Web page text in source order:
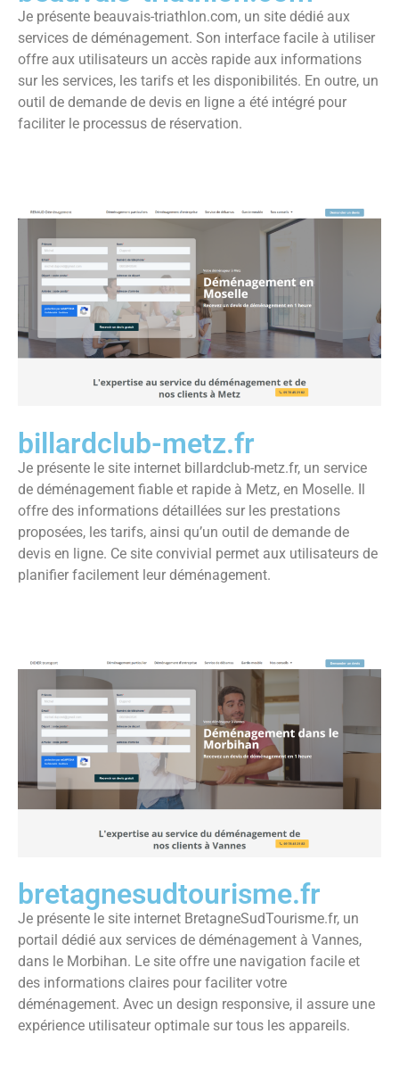
Je présente beauvais-triathlon.com, un site dédié aux
services de déménagement. Son interface facile à utiliser
offre aux utilisateurs un accès rapide aux informations
sur les services, les tarifs et les disponibilités. En outre, un
outil de demande de devis en ligne a été intégré pour
faciliter le processus de réservation.
billardclub-metz.fr
Je présente le site internet billardclub-metz.fr, un service
de déménagement fiable et rapide à Metz, en Moselle. Il
offre des informations détaillées sur les prestations
proposées, les tarifs, ainsi qu’un outil de demande de
devis en ligne. Ce site convivial permet aux utilisateurs de
planifier facilement leur déménagement.
bretagnesudtourisme.fr
Je présente le site internet BretagneSudTourisme.fr, un
portail dédié aux services de déménagement à Vannes,
dans le Morbihan. Le site offre une navigation facile et
des informations claires pour faciliter votre
déménagement. Avec un design responsive, il assure une
expérience utilisateur optimale sur tous les appareils.